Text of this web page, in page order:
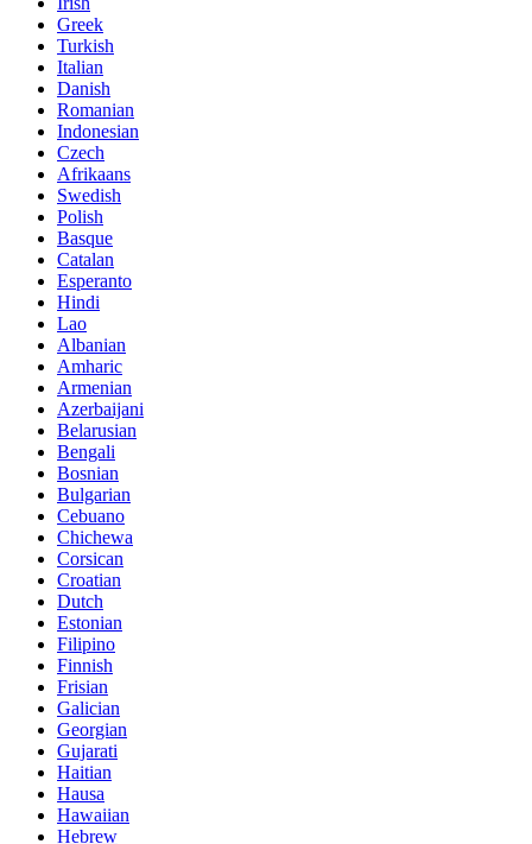
Greek
Turkish
Italian
Danish
Romanian
Indonesian
Czech
Afrikaans
Swedish
Polish
Basque
Catalan
Esperanto
Hindi
Lao
Albanian
Amharic
Armenian
Azerbaijani
Belarusian
Bengali
Bosnian
Bulgarian
Cebuano
Chichewa
Corsican
Croatian
Dutch
Estonian
Filipino
Finnish
Frisian
Galician
Georgian
Gujarati
Haitian
Hausa
Hawaiian
Hebrew